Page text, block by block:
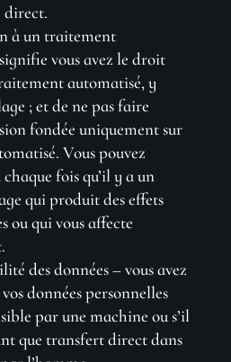
direct.
à un traitement
vous avez le droit
automatisé, y
; et de ne pas faire
fondée uniquement sur
Vous pouvez
fois qu’il y a un
qui produit des effets
ou qui vous affecte
des données – vous avez
données personnelles
par une machine ou s’il
que transfert direct dans